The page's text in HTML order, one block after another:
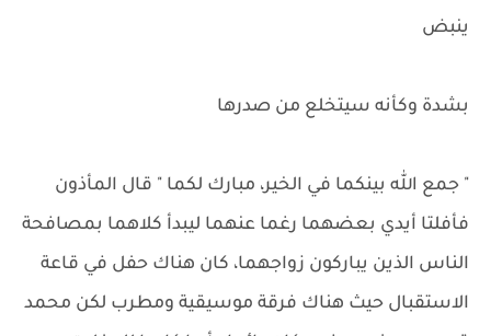
ينبض
بشدة وكأنه سيتخلع من صدرها
" جمع الله بينكما في الخير، مبارك لكما " قال المأذون
فأفلتا أيدي بعضهما رغما عنهما ليبدأ كلاهما بمصافحة
الناس الذين يباركون زواجهما، كان هناك حفل في قاعة
الاستقبال حيث هناك فرقة موسيقية ومطرب لكن محمد